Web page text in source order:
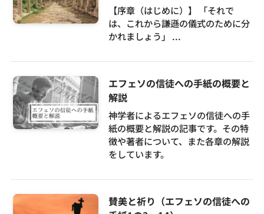
【序章（はじめに）】 「それで
は、これから謙遜の儀式のために分
かれましょう」 ...
エフェソの信徒への手紙の概要と
解説
神学者によるエフェソの信徒への手
紙の概要と解説の記事です。その特
徴や著者について、また各章の解説
をしています。
賛美と祈り（エフェソの信徒への